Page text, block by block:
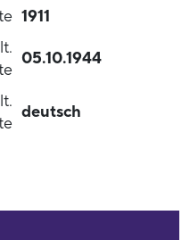
1911
05.10.1944
deutsch